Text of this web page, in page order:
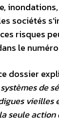
sociétés
risques
le
dossier
de
vieilles
seule